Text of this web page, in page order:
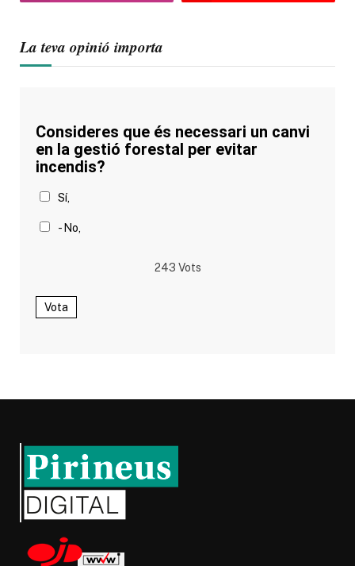
La teva opinió importa
Consideres que és necessari un canvi
en la gestió forestal per evitar
incendis?
Sí,
- No,
243 Vots
Vota